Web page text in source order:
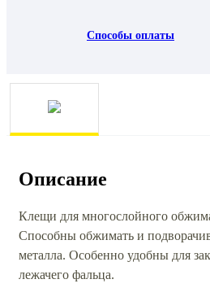
Способы оплаты
Описание
Клещи для многослойного
Способны обжимать и
металла. Особенно удобны для
лежачего фальца.